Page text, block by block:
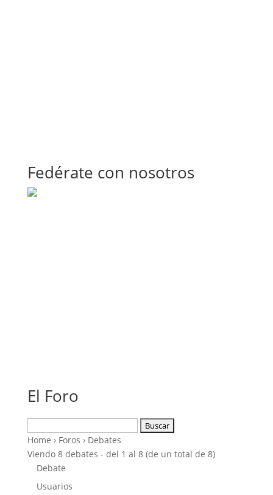
Fedérate con nosotros
El Foro
Home › Foros › Debates
Viendo 8 debates - del 1 al 8 (de un total de 8)
Debate
Usuarios